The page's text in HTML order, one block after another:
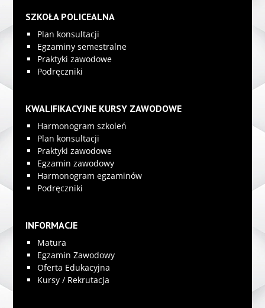
SZKOŁA POLICEALNA
Plan konsultacji
Egzaminy semestralne
Praktyki zawodowe
Podręczniki
KWALIFIKACYJNE KURSY ZAWODOWE
Harmonogram szkoleń
Plan konsultacji
Praktyki zawodowe
Egzamin zawodowy
Harmonogram egzaminów
Podręczniki
INFORMACJE
Matura
Egzamin Zawodowy
Oferta Edukacyjna
Kursy / Rekrutacja